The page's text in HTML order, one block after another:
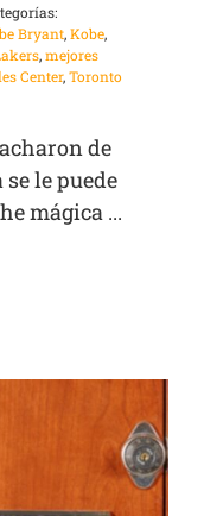
Bryant,Kobe,
,mejores
Center,Toronto
de
le puede
mágica ...